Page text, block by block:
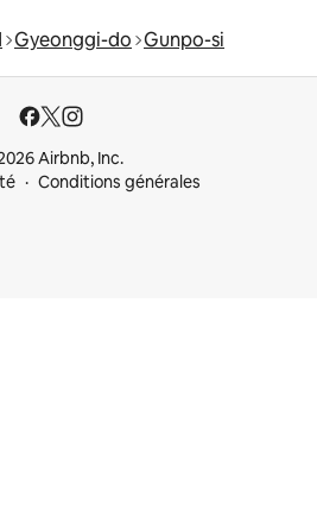
Gyeonggi-do Gunpo-si
Airbnb, Inc.
Conditions générales